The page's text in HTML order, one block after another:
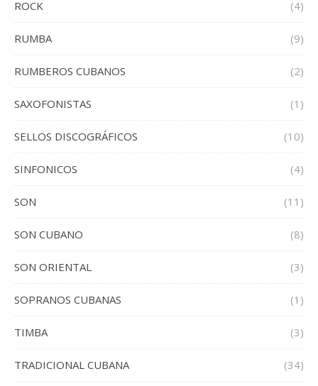
ROCK (4)
RUMBA (9)
RUMBEROS CUBANOS (2)
SAXOFONISTAS (1)
SELLOS DISCOGRÁFICOS (10)
SINFONICOS (4)
SON (11)
SON CUBANO (8)
SON ORIENTAL (3)
SOPRANOS CUBANAS (1)
TIMBA (3)
TRADICIONAL CUBANA (34)